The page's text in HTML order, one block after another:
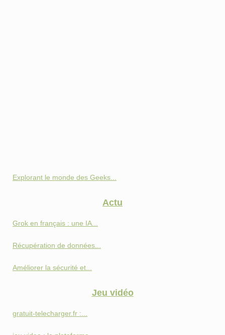
Explorant le monde des Geeks...
Actu
Grok en français : une IA...
Récupération de données...
Améliorer la sécurité et...
Jeu vidéo
gratuit-telecharger.fr :...